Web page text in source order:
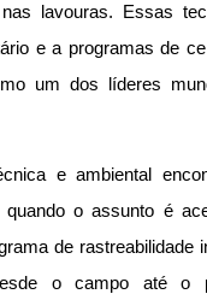
lavouras. Essas
e a programas de
um dos líderes
e ambiental
quando o assunto é
de rastreabilidade
o campo até o